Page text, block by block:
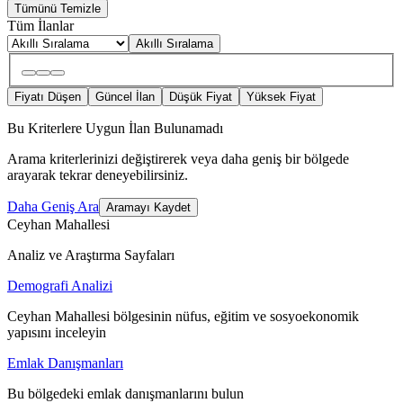
Tümünü Temizle
Tüm İlanlar
Akıllı Sıralama
Fiyatı Düşen Güncel İlan Düşük Fiyat Yüksek Fiyat
Bu Kriterlere Uygun İlan Bulunamadı
Arama kriterlerinizi değiştirerek veya daha geniş bir bölgede
arayarak tekrar deneyebilirsiniz.
Daha Geniş Ara Aramayı Kaydet
Ceyhan Mahallesi
Analiz ve Araştırma Sayfaları
Demografi Analizi
Ceyhan Mahallesi bölgesinin nüfus, eğitim ve sosyoekonomik
yapısını inceleyin
Emlak Danışmanları
Bu bölgedeki emlak danışmanlarını bulun